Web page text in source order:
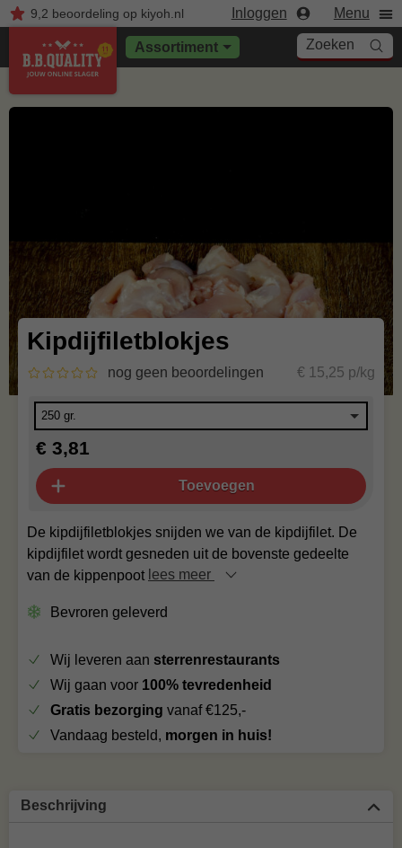
9,2 beoordelingop kiyoh.nl Inloggen Menu
Assortiment Zoeken
Kipdijfiletblokjes
nog geen beoordelingen € 15,25 p/kg
De kipdijfiletblokjes snijden we van de kipdijfilet. De
kipdijfilet wordt gesneden uit de bovenste gedeelte
van de kippenpoot lees meer
Bevroren geleverd
€ 3,81
Toevoegen
Wij leveren aan sterrenrestaurants
Wij gaan voor 100% tevredenheid
Gratis bezorging vanaf €125,-
Vandaag besteld, morgen in huis!
Beschrijving